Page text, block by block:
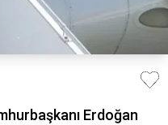
Erdoğan